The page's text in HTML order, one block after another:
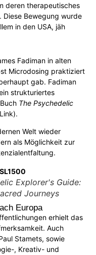
deren therapeutisches
Diese Bewegung wurde
in den USA, jäh
Fadiman in alten
Microdosing praktiziert
gab. Fadiman
strukturiertes
The Psychedelic
).
Welt wieder
als Möglichkeit zur
Explorer's Guide:
Journeys
Europa
erhielt das
Auch
Stamets, sowie
, Kreativ- und